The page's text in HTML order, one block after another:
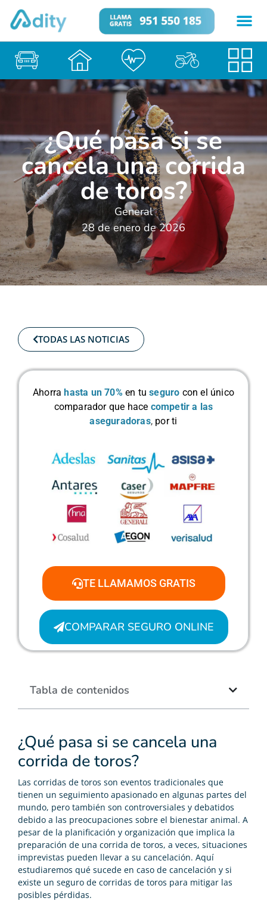
¿Qué pasa si se
cancela una corrida
de toros?
General
28 de enero de 2026
¿Qué pasa si se cancela una
corrida de toros?
Las corridas de toros son eventos tradicionales que
tienen un seguimiento apasionado en algunas partes del
mundo, pero también son controversiales y debatidos
debido a las preocupaciones sobre el bienestar animal. A
pesar de la planificación y organización que implica la
preparación de una corrida de toros, a veces, situaciones
imprevistas pueden llevar a su cancelación. Aquí
estudiaremos qué sucede en caso de cancelación y si
existe un seguro de corridas de toros para mitigar las
posibles pérdidas.
TODAS LAS NOTICIAS
Ahorra hasta un 70% en tuseguro con el único
comparador que hace competir a las
aseguradoras, por ti
TE LLAMAMOS GRATIS
COMPARAR SEGURO ONLINE
Tabla de contenidos